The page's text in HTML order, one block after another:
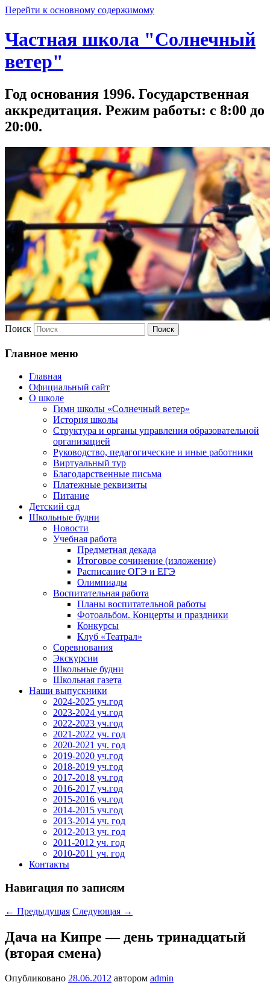
Перейти к основному содержимому
Частная школа "Солнечный
ветер"
Год основания 1996. Государственная
аккредитация. Режим работы: с 8:00 до
20:00.
Поиск
Главное меню
Главная
Официальный сайт
О школе
Гимн школы «Солнечный ветер»
История школы
Структура и органы управления образовательной
организацией
Руководство, педагогические и иные работники
Виртуальный тур
Благодарственные письма
Платежные реквизиты
Питание
Детский сад
Школьные будни
Новости
Учебная работа
Предметная декада
Итоговое сочинение (изложение)
Расписание ОГЭ и ЕГЭ
Олимпиады
Воспитательная работа
Планы воспитательной работы
Фотоальбом. Концерты и праздники
Конкурсы
Клуб «Театрал»
Соревнования
Экскурсии
Школьные будни
Школьная газета
Наши выпускники
2024-2025 уч.год
2023-2024 уч.год
2022-2023 уч.год
2021-2022 уч. год
2020-2021 уч. год
2019-2020 уч.год
2018-2019 уч.год
2017-2018 уч.год
2016-2017 уч.год
2015-2016 уч.год
2014-2015 уч.год
2013-2014 уч. год
2012-2013 уч. год
2011-2012 уч. год
2010-2011 уч. год
Контакты
Навигация по записям
← Предыдущая Следующая →
Дача на Кипре — день тринадцатый
(вторая смена)
Опубликовано 28.06.2012 автором admin